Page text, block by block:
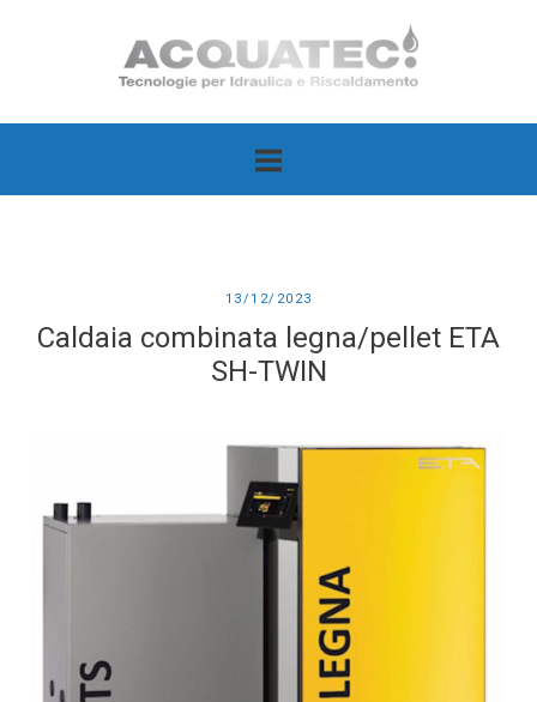
Home
13/12/2023
Caldaia combinata legna/pellet ETA
SH-TWIN